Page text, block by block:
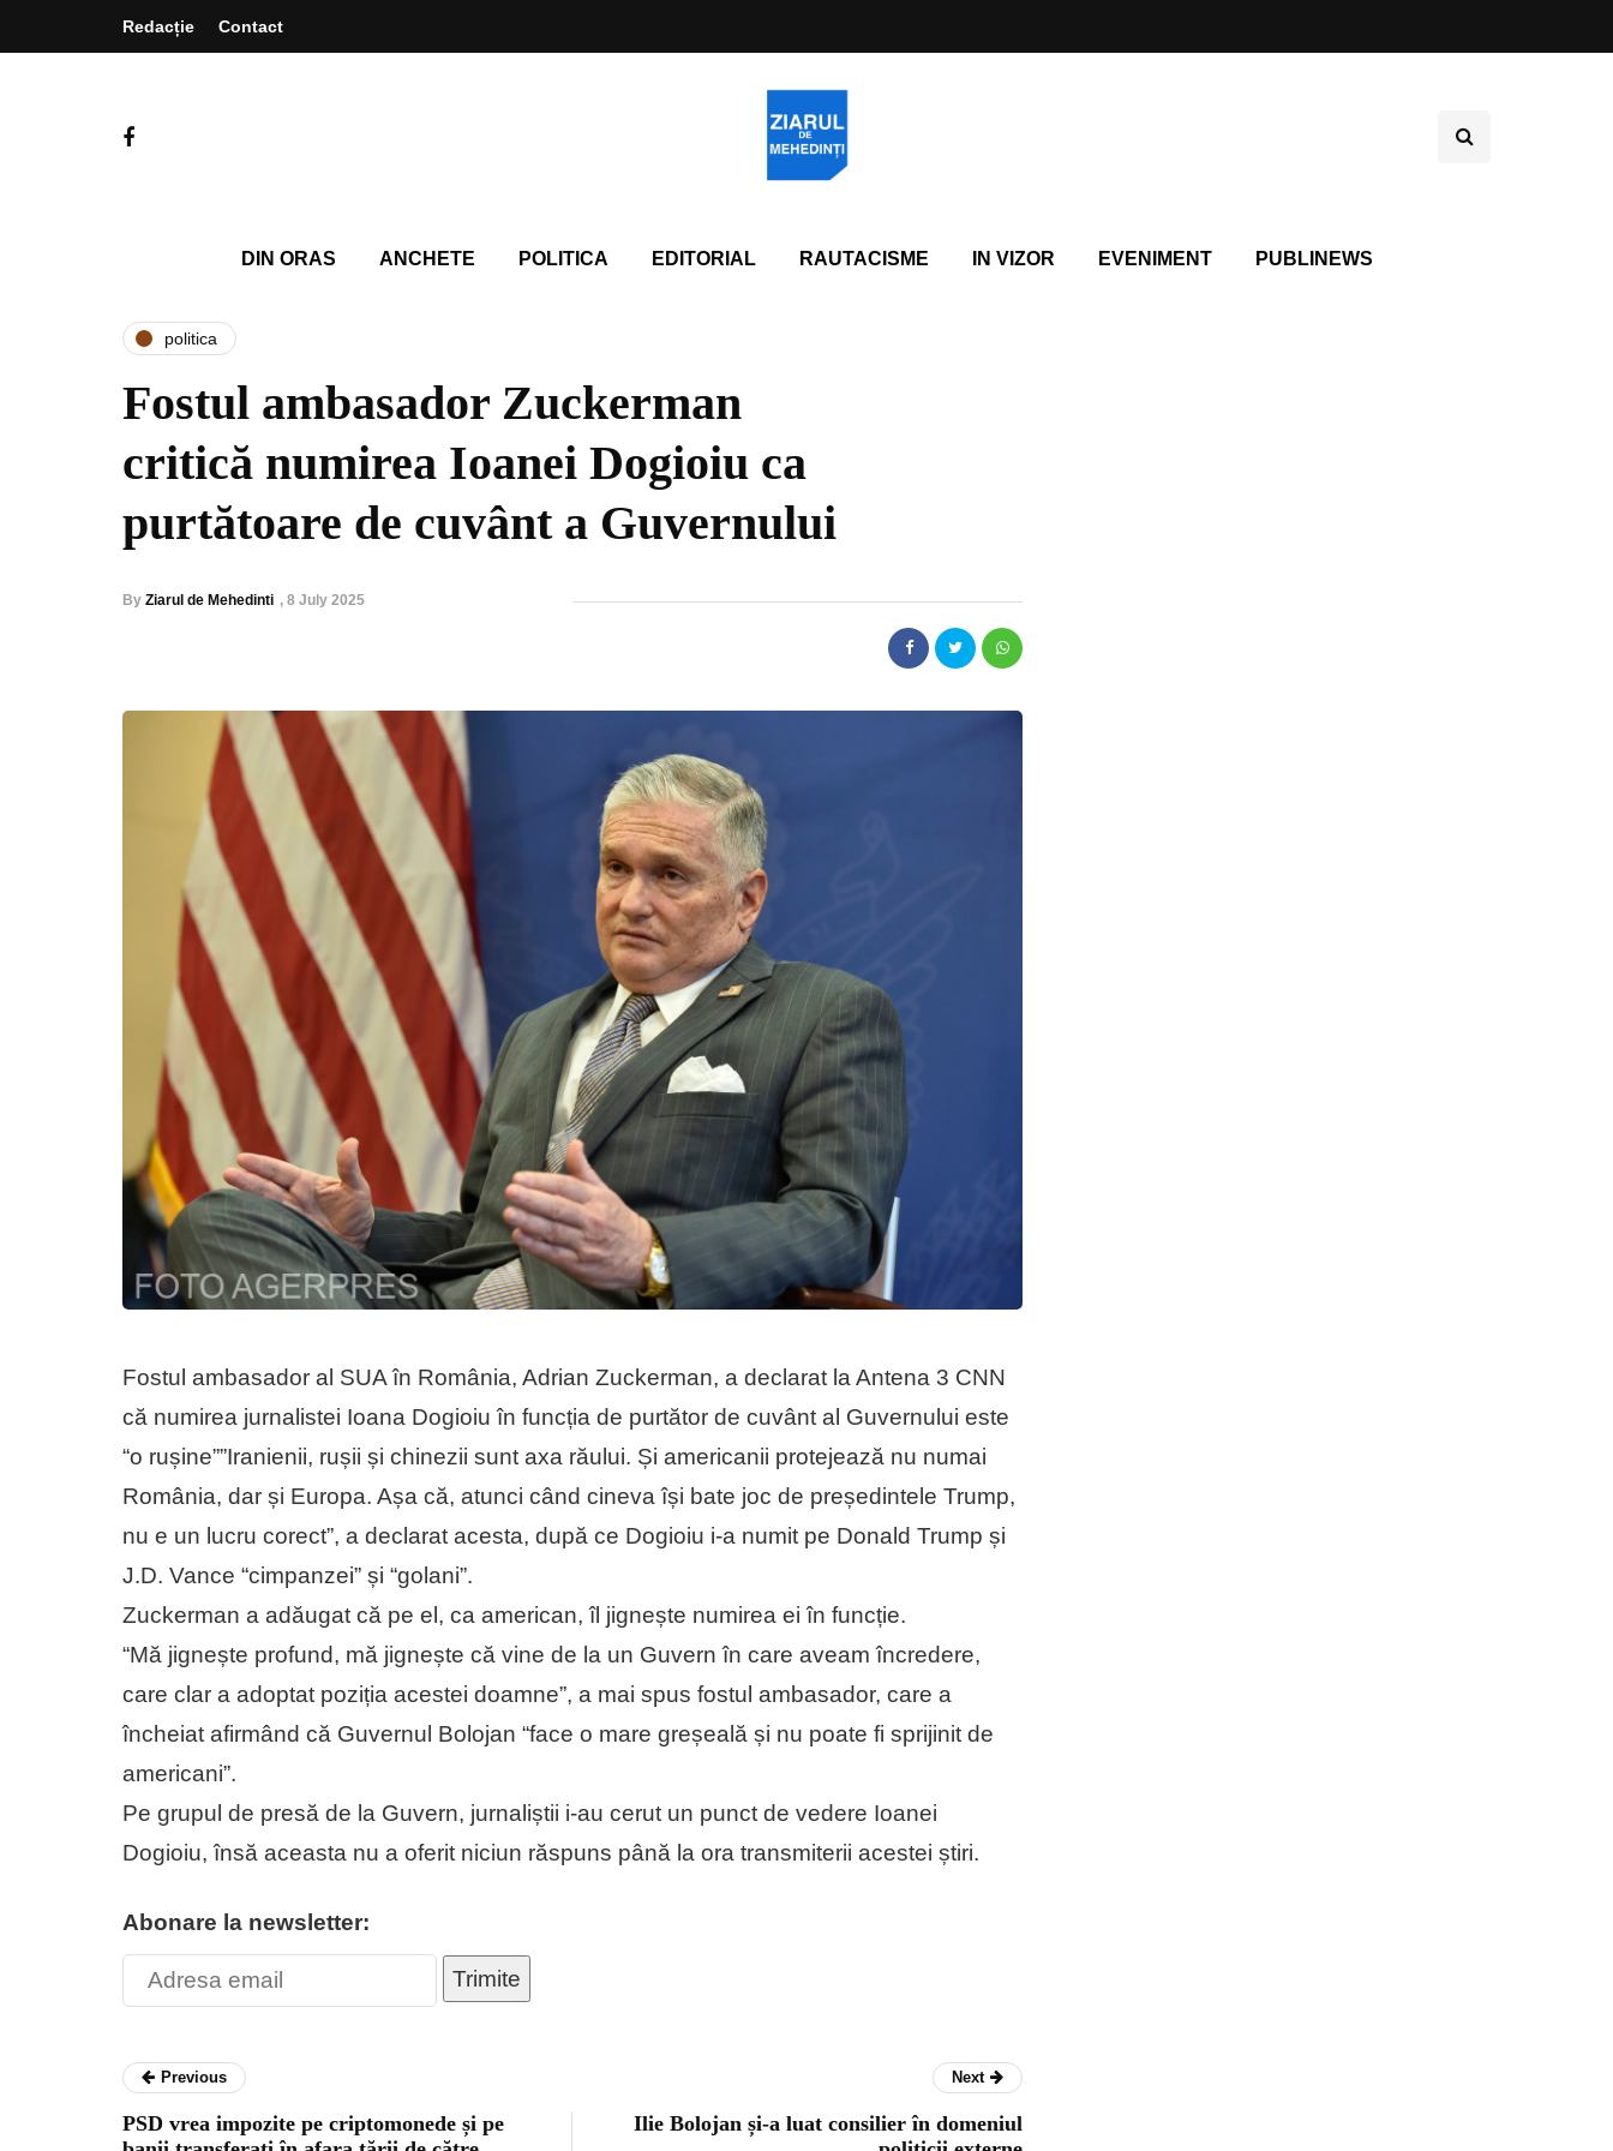
Redacție Contact
DIN ORAS ANCHETE POLITICA EDITORIAL RAUTACISME IN VIZOR EVENIMENT PUBLINEWS
politica
Fostul ambasador Zuckerman
critică numirea Ioanei Dogioiu ca
purtătoare de cuvânt a Guvernului
By Ziarul de Mehedinti , 8 July 2025
Fostul ambasador al SUA în România, Adrian Zuckerman, a declarat la Antena 3 CNN
că numirea jurnalistei Ioana Dogioiu în funcția de purtător de cuvânt al Guvernului este
“o rușine””Iranienii, rușii și chinezii sunt axa răului. Și americanii protejează nu numai
România, dar și Europa. Așa că, atunci când cineva își bate joc de președintele Trump,
nu e un lucru corect”, a declarat acesta, după ce Dogioiu i-a numit pe Donald Trump și
J.D. Vance “cimpanzei” și “golani”.
Zuckerman a adăugat că pe el, ca american, îl jignește numirea ei în funcție.
“Mă jignește profund, mă jignește că vine de la un Guvern în care aveam încredere,
care clar a adoptat poziția acestei doamne”, a mai spus fostul ambasador, care a
încheiat afirmând că Guvernul Bolojan “face o mare greșeală și nu poate fi sprijinit de
americani”.
Pe grupul de presă de la Guvern, jurnaliștii i-au cerut un punct de vedere Ioanei
Dogioiu, însă aceasta nu a oferit niciun răspuns până la ora transmiterii acestei știri.
Abonare la newsletter:
Trimite
Previous
PSD vrea impozite pe criptomonede și pe
Next
Ilie Bolojan și-a luat consilier în domeniul